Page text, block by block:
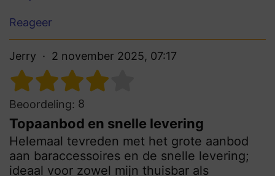
Reageer
Jerry 2 november 2025, 07:17
Beoordeling: 8
Topaanbod en snelle levering
Helemaal tevreden met het grote aanbod
aan baraccessoires en de snelle levering;
ideaal voor zowel mijn thuisbar als